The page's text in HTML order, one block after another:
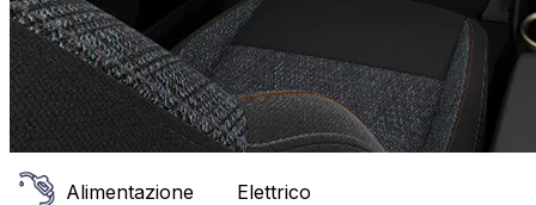
Alimentazione Elettrico